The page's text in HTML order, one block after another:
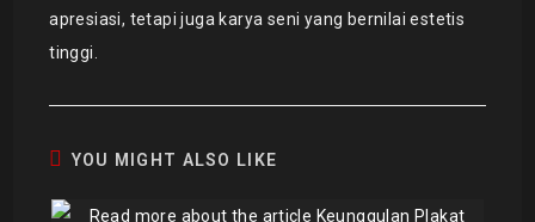
apresiasi, tetapi juga karya seni yang bernilai estetis
tinggi.
YOU MIGHT ALSO LIKE